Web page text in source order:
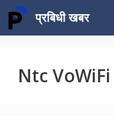
Skip
content
प्रबिधी खबर
Ntc VoWiFi